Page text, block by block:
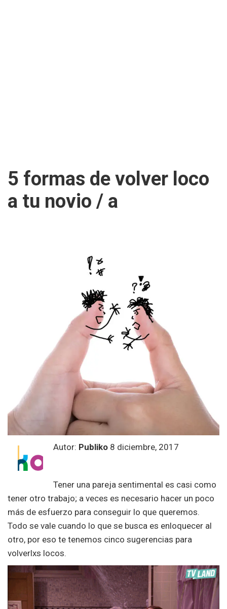
5 formas de volver loco
a tu novio / a
Autor: Publiko 8 diciembre, 2017
Tener una pareja sentimental es casi como
tener otro trabajo; a veces es necesario hacer un poco
más de esfuerzo para conseguir lo que queremos.
Todo se vale cuando lo que se busca es enloquecer al
otro, por eso te tenemos cinco sugerencias para
volverlxs locos.